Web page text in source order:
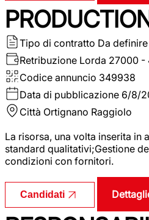
Tipo di contratto Da
Retribuzione Lorda 27000 -
Codice annuncio 349938
Data di pubblicazione 6/8/
Città Ortignano Raggiolo
La risorsa, una volta inserita
standard qualitativi;Gestione
condizioni con fornitori.
Candidati